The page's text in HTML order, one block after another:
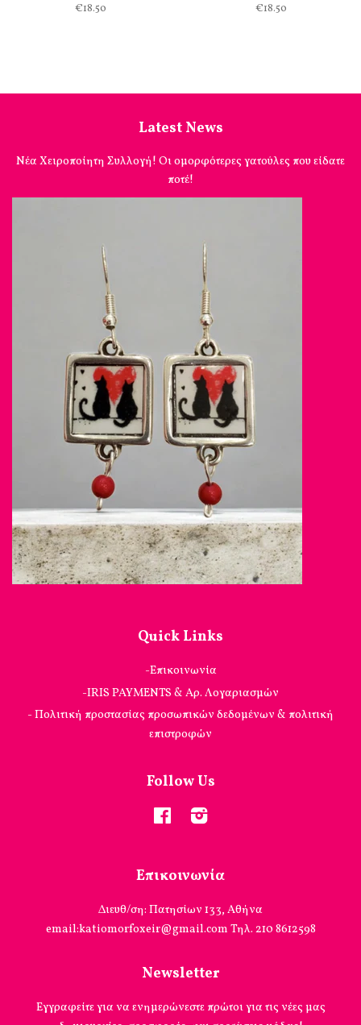
€18.50 €18.50
Latest News
Νέα Χειροποίητη Συλλογή! Οι ομορφότερες γατούλες που είδατε
ποτέ!
Quick Links
-Επικοινωνία
-IRIS PAYMENTS & Αρ. Λογαριασμών
- Πολιτική προστασίας προσωπικών δεδομένων & πολιτική
επιστροφών
Follow Us
Facebook
Επικοινωνία
Διευθ/ση: Πατησίων 133, Αθήνα
email:katiomorfoxeir@gmail.com Τηλ. 210 8612598
Newsletter
Εγγραφείτε για να ενημερώνεστε πρώτοι για τις νέες μας